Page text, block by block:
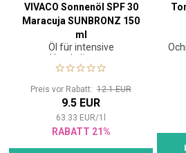
VIVACO Sonnenöl SPF 30
Maracuja SUNBRONZ 150
ml
Öl für intensive
Hautbräunung
Preis vor Rabatt: 12.1 EUR
9.5 EUR
63.33 EUR/1
RABATT 21%